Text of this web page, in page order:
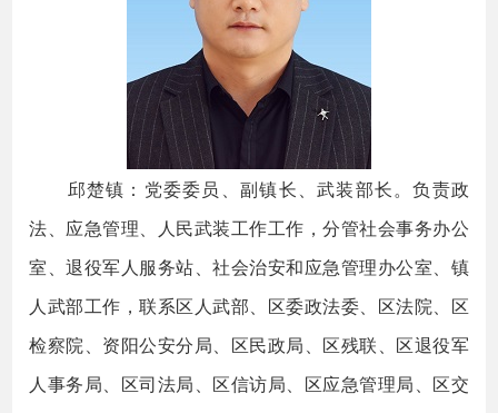
邱楚镇：党委委员、副镇长、武装部长。负责政
法、应急管理、人民武装工作工作，分管社会事务办公
室、退役军人服务站、社会治安和应急管理办公室、镇
人武部工作，联系区人武部、区委政法委、区法院、区
检察院、资阳公安分局、区民政局、区残联、区退役军
人事务局、区司法局、区信访局、区应急管理局、区交